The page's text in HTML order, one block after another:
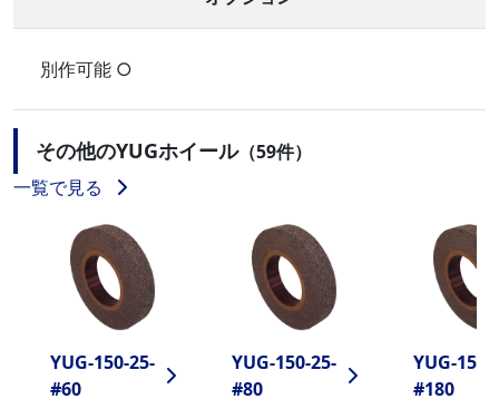
別作可能 ○
その他のYUGホイール（59件）
一覧で見る
YUG-150-25-
#60
YUG-150-25-
#80
YUG-150-
#180